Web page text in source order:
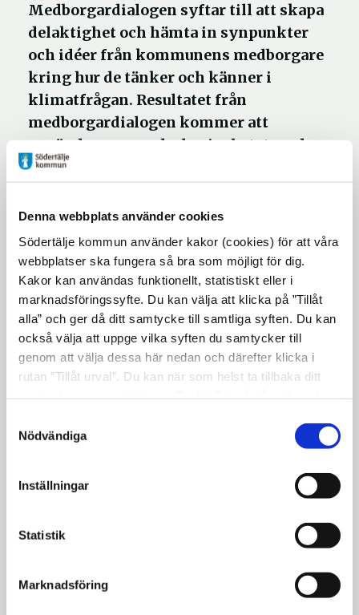
Denna webbplats använder cookies
Södertälje kommun använder kakor (cookies) för att våra
webbplatser ska fungera så bra som möjligt för dig.
Kakor kan användas funktionellt, statistiskt eller i
marknadsföringssyfte. Du kan välja att klicka på ”Tillåt
alla” och ger då ditt samtycke till samtliga syften. Du kan
också välja att uppge vilka syften du samtycker till
genom att välja dessa här nedan och därefter klicka i
rutan ”Tillåt urval”. Du kan när som helst ta tillbaka ditt
"Visa detaljer" kan du läsa om hur kakorna används och
hur vi och våra leverantörer inhämtar och behandlar
Nödvändiga
Inställningar
Statistik
Marknadsföring
Medborgardialogen syftar till att skapa
delaktighet och hämta in synpunkter
och idéer från kommunens medborgare
kring hur de tänker och känner i
klimatfrågan. Resultatet från
medborgardialogen kommer att
användas som underlag i arbetet med
revidering av kommunens miljö- och
klimatprogram ska tas fram för
perioden 2022–2026.
Medborgardialogen ska genomföras med en
kombination av webbenkät, webbpanel och
djupintervjuer i perioden mellan vecka 48
och 51. Djupintervjuer kommer att
genomföras både med enskilda medborgare
och med representanter för lokala
resultatet från medborgardialogen kommer
början av nästa år.
Jag hoppas att så många medborgare
som möjligt tar chansen att påverka
genom att svara på webb-enkäten. Vad
är viktigt för just dig när det gäller